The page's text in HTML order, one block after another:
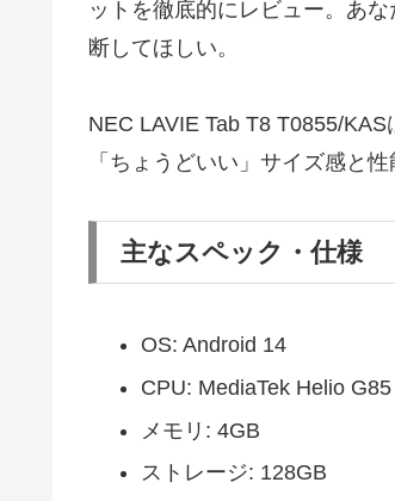
ットを徹底的にレビュー。あ
断してほしい。
NEC LAVIE Tab T8 T0855/
「ちょうどいい」サイズ感と
主なスペック・仕様
OS: Android 14
CPU: MediaTek Helio
メモリ: 4GB
ストレージ: 128GB